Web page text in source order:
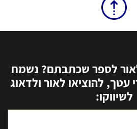
לספר שכתבתם? נשמח
עטך, להוציאו לאור ולדאוג
לשיווקו: